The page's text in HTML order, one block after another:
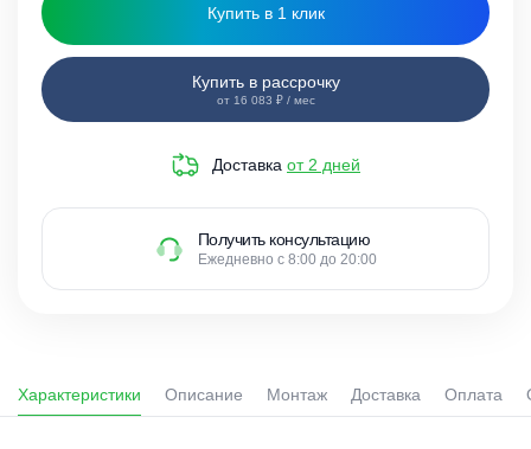
Купить в 1 клик
Купить в рассрочку
от 16 083 ₽ / мес
Доставка от 2 дней
Получить консультацию
Ежедневно с 8:00 до 20:00
Характеристики Описание Монтаж Доставка Оплата